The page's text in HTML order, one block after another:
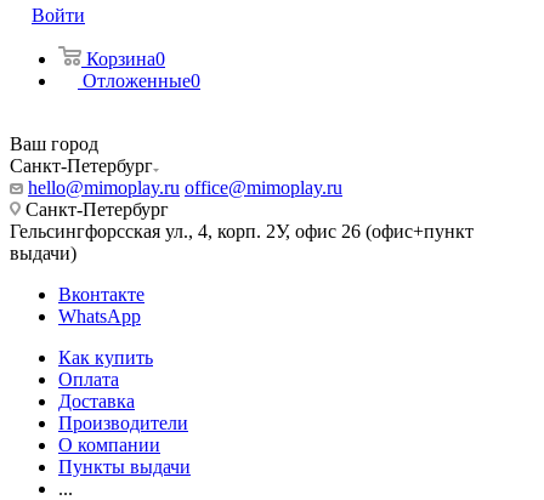
Войти
Корзина0
Отложенные0
Ваш город
Санкт-Петербург
hello@mimoplay.ru office@mimoplay.ru
Санкт-Петербург
Гельсингфорсская ул., 4, корп. 2У, офис 26 (офис+пункт
выдачи)
Вконтакте
WhatsApp
Как купить
Оплата
Доставка
Производители
О компании
Пункты выдачи
...